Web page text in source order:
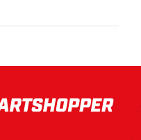
Envío gratisa partir